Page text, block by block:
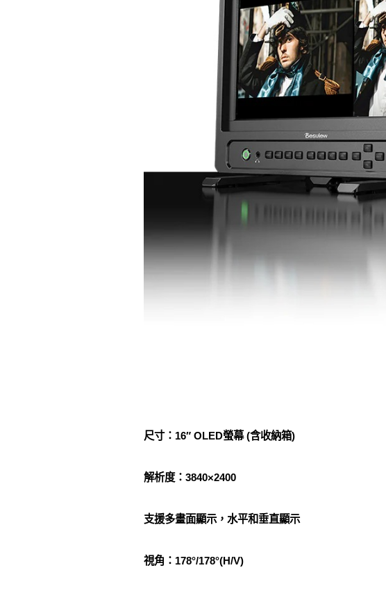
尺寸：16″ OLED螢幕 (含收納箱)
解析度：3840×2400
支援多畫面顯示，水平和垂直顯示
視角：178°/178°(H/V)